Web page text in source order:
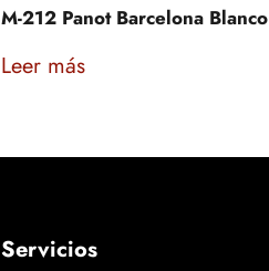
M-212 Panot Barcelona Blanco
Leer más
Servicios